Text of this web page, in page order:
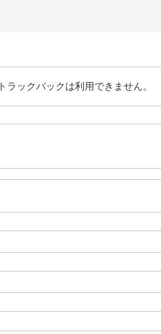
トラックバックは利用できません。